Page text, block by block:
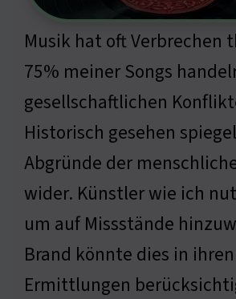
Musik hat oft Verbrechen
75% meiner Songs
gesellschaftlichen
Historisch gesehen
Abgründe der
wider. Künstler wie ich
um auf Missstände
Brand könnte dies in ihren
Ermittlungen